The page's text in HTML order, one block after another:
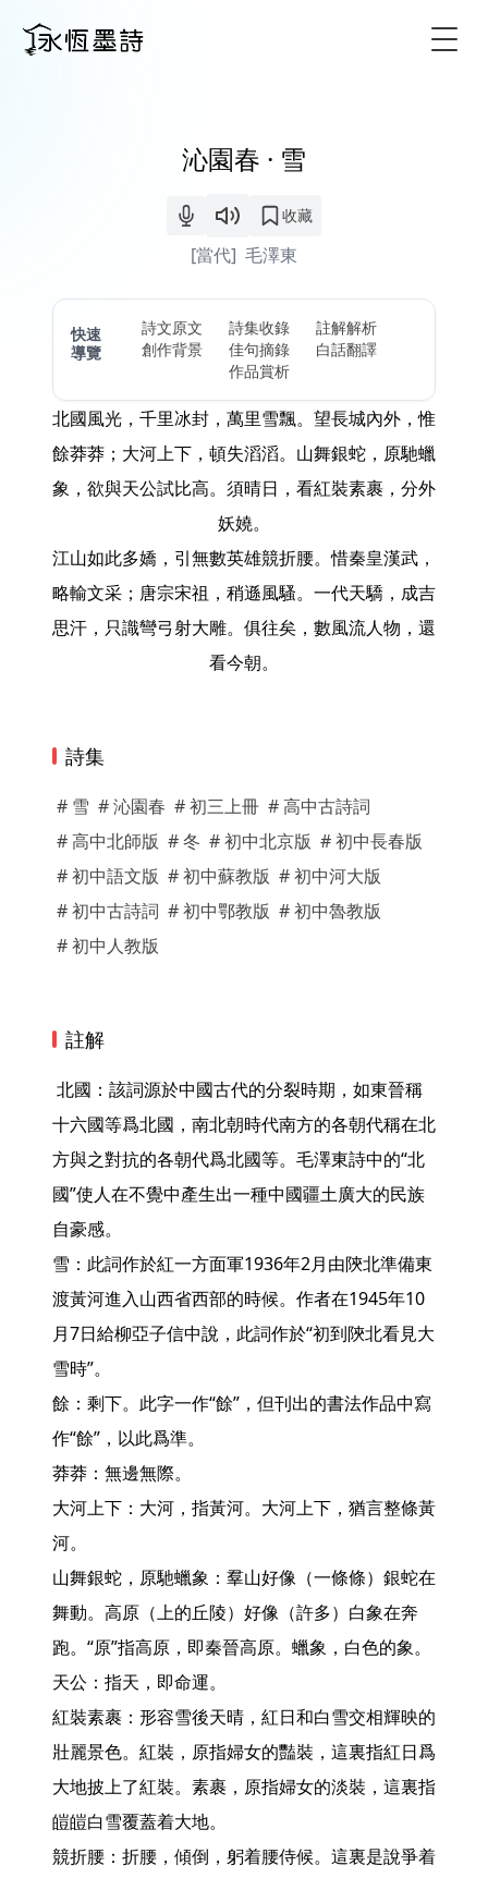
沁園春 · 雪
收藏
[當代] 毛澤東
快速
導覽
詩文原文 詩集收錄
註解解析
創作背景
佳句摘錄
白話翻譯
作品賞析
北國風光，千里冰封，萬里雪飄。望長城內外，惟
餘莽莽；大河上下，頓失滔滔。山舞銀蛇，原馳蠟
象，欲與天公試比高。須晴日，看紅裝素裹，分外
妖嬈。
江山如此多嬌，引無數英雄競折腰。惜秦皇漢武，
略輸文采；唐宗宋祖，稍遜風騷。一代天驕，成吉
思汗，只識彎弓射大雕。俱往矣，數風流人物，還
看今朝。
詩集
# 雪 # 沁園春 # 初三上冊 # 高中古詩詞
# 高中北師版 # 冬 # 初中北京版 # 初中長春版
# 初中語文版 # 初中蘇教版 # 初中河大版
# 初中古詩詞 # 初中鄂教版 # 初中魯教版
# 初中人教版
註解
十六國等爲北國，南北朝時代南方的各朝代稱在北
方與之對抗的各朝代爲北國等。毛澤東詩中的“北
國”使人在不覺中產生出一種中國疆土廣大的民族
自豪感。
雪：此詞作於紅一方面軍1936年2月由陝北準備東
渡黃河進入山西省西部的時候。作者在1945年10
月7日給柳亞子信中說，此詞作於“初到陝北看見大
雪時”。
餘：剩下。此字一作“餘”，但刊出的書法作品中寫
作“餘”，以此爲準。
莽莽：無邊無際。
大河上下：大河，指黃河。大河上下，猶言整條黃
河。
山舞銀蛇，原馳蠟象：羣山好像（一條條）銀蛇在
舞動。高原（上的丘陵）好像（許多）白象在奔
跑。“原”指高原，即秦晉高原。蠟象，白色的象。
天公：指天，即命運。
紅裝素裹：形容雪後天晴，紅日和白雪交相輝映的
壯麗景色。紅裝，原指婦女的豔裝，這裏指紅日爲
大地披上了紅裝。素裹，原指婦女的淡裝，這裏指
皚皚白雪覆蓋着大地。
競折腰：折腰，傾倒，躬着腰侍候。這裏是說爭着